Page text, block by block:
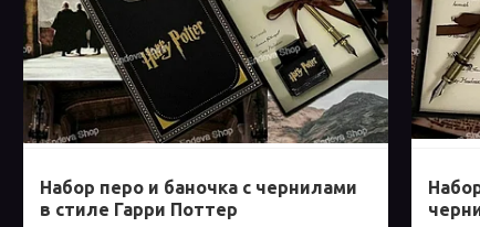
Набор перо и баночка с чернилами
в стиле Гарри Поттер